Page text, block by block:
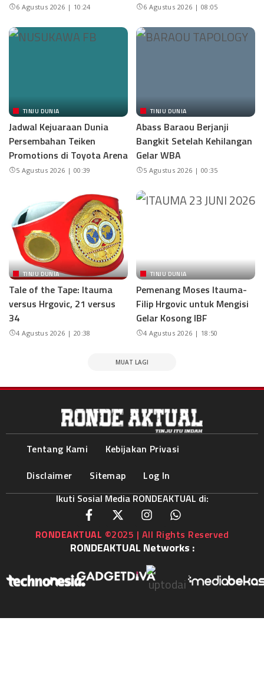
6 Agustus 2026 | 10:24 6 Agustus 2026 | 08:05
TINJU DUNIA
Jadwal Kejuaraan Dunia
Persembahan Teiken
Promotions di Toyota Arena
5 Agustus 2026 | 00:39
TINJU DUNIA
Abass Baraou Berjanji
Bangkit Setelah Kehilangan
Gelar WBA
5 Agustus 2026 | 00:35
TINJU DUNIA
Tale of the Tape: Itauma
versus Hrgovic, 21 versus
34
4 Agustus 2026 | 20:38
TINJU DUNIA
Pemenang Moses Itauma-
Filip Hrgovic untuk Mengisi
Gelar Kosong IBF
4 Agustus 2026 | 18:50
MUAT LAGI
Tentang Kami
Kebijakan Privasi
Disclaimer
Sitemap
Log In
Ikuti Sosial Media RONDEAKTUAL di:
RONDEAKTUAL ©2025 | All Rights Reserved
RONDEAKTUAL Networks :